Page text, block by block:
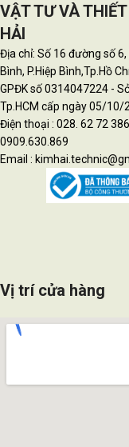
VẬT TƯ VÀ
HẢI
Địa chỉ: Số 16 đường số 6,
Bình, P.Hiệp Bình,Tp.Hồ
GPĐK số 0314047224 -
Tp.HCM cấp ngày 05/10/
Điện thoại : 028. 62 72
0909.630.869
Email :
Vị trí cửa hàng